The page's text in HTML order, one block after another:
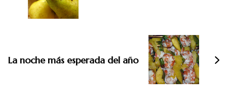
La noche más esperada del año